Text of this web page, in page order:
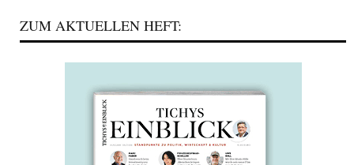
ZUM AKTUELLEN HEFT: